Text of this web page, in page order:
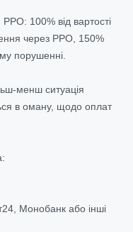
100% від вартості
через РРО, 150%
порушенні.
менш ситуація
в оману, щодо оплат
Монобанк або інші